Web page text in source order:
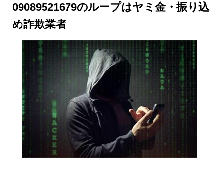
09089521679のループはヤミ金・振り込
め詐欺業者